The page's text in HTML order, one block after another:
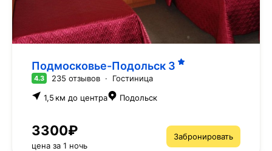
Подмосковье-Подольск 3
4.3 235 отзывов · Гостиница
1,5 км до центра
Подольск
3300₽
цена за 1 ночь
Забронировать